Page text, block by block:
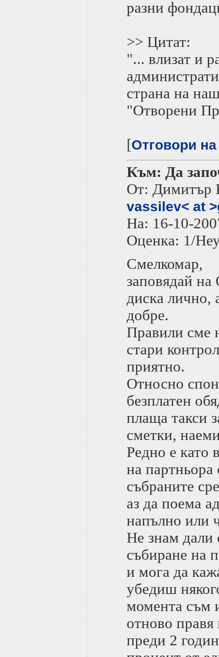
разни
>> Цитат:
"... влизат и
страна на
"Отворени
[Отговори
Към: Да
От: Димитър
vassilev< at
На: 16-10-
Оценка: 1/
Смелкомар,
заповядай
диска лично,
добре.
Правили сме
стари
приятно.
Относно
безплатен
плаща такси
сметки,
Редно е като
на партньора
събраните
аз да поема
напълно или
Не знам дали
събиране на
и мога да
убедиш
момента съм
отново правя
преди 2